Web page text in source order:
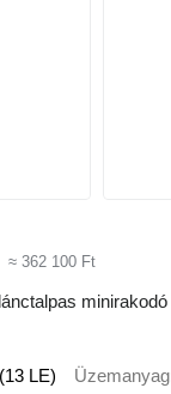
≈ 362 100 Ft
minirakodó
LE) Üzemanyag